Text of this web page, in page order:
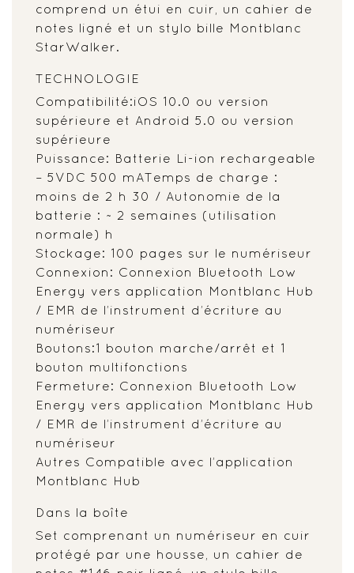
comprend un étui en cuir, un cahier de
notes ligné et un stylo bille Montblanc
StarWalker.
TECHNOLOGIE
Compatibilité:iOS 10.0 ou version
supérieure et Android 5.0 ou version
supérieure
Puissance: Batterie Li-ion rechargeable
– 5VDC 500 mATemps de charge :
moins de 2 h 30 / Autonomie de la
batterie : ~ 2 semaines (utilisation
normale) h
Stockage: 100 pages sur le numériseur
Connexion: Connexion Bluetooth Low
Energy vers application Montblanc Hub
/ EMR de l’instrument d’écriture au
numériseur
Boutons:1 bouton marche/arrêt et 1
bouton multifonctions
Fermeture: Connexion Bluetooth Low
Energy vers application Montblanc Hub
/ EMR de l’instrument d’écriture au
numériseur
Autres Compatible avec l’application
Montblanc Hub
Dans la boîte
Set comprenant un numériseur en cuir
protégé par une housse, un cahier de